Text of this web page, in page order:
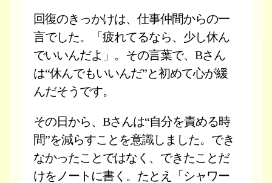
回復のきっかけは、仕事仲間からの一
言でした。「疲れてるなら、少し休ん
でいいんだよ」。その言葉で、Bさん
は“休んでもいいんだ”と初めて心が緩
んだそうです。
その日から、Bさんは“自分を責める時
間”を減らすことを意識しました。でき
なかったことではなく、できたことだ
けをノートに書く。たとえ「シャワー